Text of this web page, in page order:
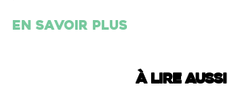
En savoir plus
À lire aussi